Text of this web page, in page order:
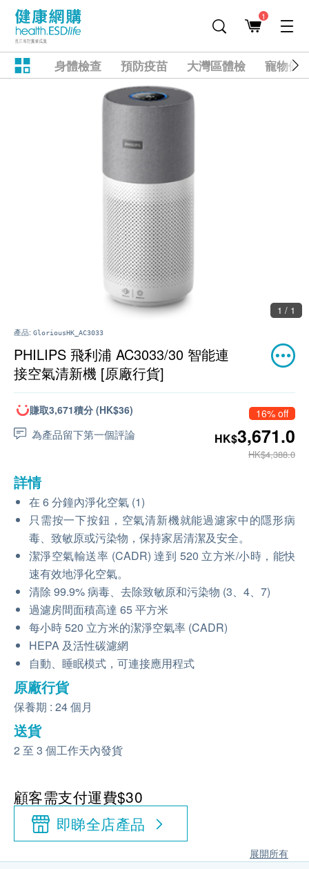
1
身體檢查 預防疫苗 大灣區體檢 寵物健
1 / 1
產品: GloriousHK_AC3033
PHILIPS 飛利浦 AC3033/30 智能連
接空氣清新機 [原廠行貨]
賺取3,671積分 (HK$36)
為產品留下第一個評論
16% off
HK$3,671.0
HK$4,388.0
詳情
在 6 分鐘內淨化空氣 (1)
只需按一下按鈕，空氣清新機就能過濾家中的隱形病
毒、致敏原或污染物，保持家居清潔及安全。
潔淨空氣輸送率 (CADR) 達到 520 立方米/小時，能快
速有效地淨化空氣。
清除 99.9% 病毒、去除致敏原和污染物 (3、4、7)
過濾房間面積高達 65 平方米
每小時 520 立方米的潔淨空氣率 (CADR)
HEPA 及活性碳濾網
自動、睡眠模式，可連接應用程式
原廠行貨
保養期 : 24 個月
送貨
2 至 3 個工作天內發貨
顧客需支付運費$30
即睇全店產品
展開所有